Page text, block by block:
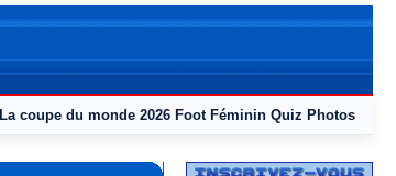
La coupe du monde 2026 Foot Féminin Quiz Photos